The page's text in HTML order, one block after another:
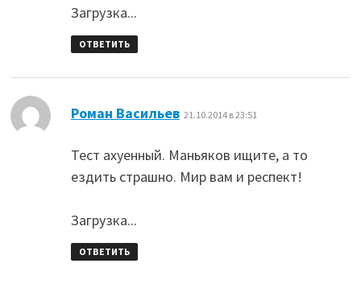
Загрузка...
ОТВЕТИТЬ
Роман Васильев: 21.10.2014 в 23:51
Тест ахуенный. Маньяков ищите, а то
ездить страшно. Мир вам и респект!
Загрузка...
ОТВЕТИТЬ